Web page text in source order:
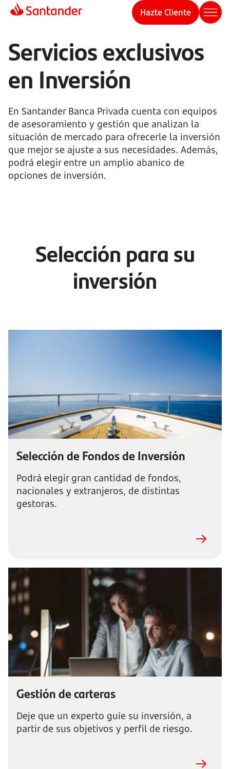
Hazte Cliente
Servicios exclusivos
en Inversión
En Santander Banca Privada cuenta con equipos
de asesoramiento y gestión que analizan la
situación de mercado para ofrecerle la inversión
que mejor se ajuste a sus necesidades. Además,
podrá elegir entre un amplio abanico de
opciones de inversión.
Selección para su
inversión
Selección de Fondos de Inversión
Podrá elegir gran cantidad de fondos,
nacionales y extranjeros, de distintas
gestoras.
Gestión de carteras
Deje que un experto guíe su inversión, a
partir de sus objetivos y perfil de riesgo.